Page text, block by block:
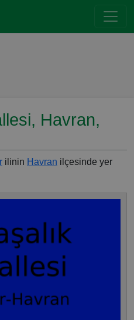
Havran,
ilinin Havran ilçesinde yer